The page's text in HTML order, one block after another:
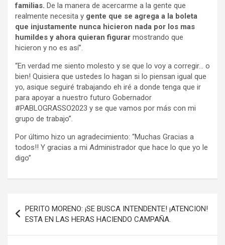
familias. De la manera de acercarme a la gente que
realmente necesita y gente que se agrega a la boleta
que injustamente nunca hicieron nada por los mas
humildes y ahora quieran figurar mostrando que
hicieron y no es así”.
“En verdad me siento molesto y se que lo voy a corregir… o
bien! Quisiera que ustedes lo hagan si lo piensan igual que
yo, asique seguiré trabajando eh iré a donde tenga que ir
para apoyar a nuestro futuro Gobernador
#PABLOGRASSO2023 y se que vamos por más con mi
grupo de trabajo”.
Por último hizo un agradecimiento: “Muchas Gracias a
todos!! Y gracias a mi Administrador que hace lo que yo le
digo”
de
entradas
PERITO MORENO: ¡SE BUSCA INTENDENTE! ¡ATENCION!
ESTA EN LAS HERAS HACIENDO CAMPAÑA.